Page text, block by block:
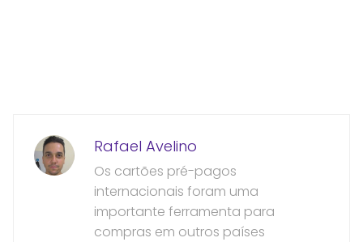
Rafael Avelino
Os cartões pré-pagos
internacionais foram uma
importante ferramenta para
compras em outros países